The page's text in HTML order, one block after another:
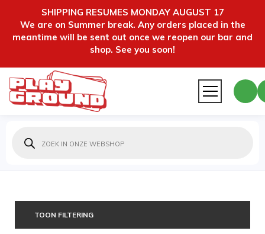
SHIPPING RESUMES MONDAY AUGUST 17
We are on Summer break. Any orders placed in the
meantime will be sent out once we reopen our bar and
shop. See you soon!
zoeken
TOON FILTERING